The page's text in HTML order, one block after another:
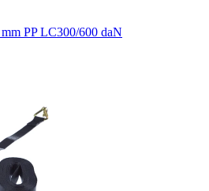
PP LC300/600 daN